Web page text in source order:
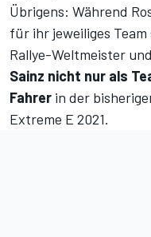
Übrigens: Während
für ihr jeweiliges
Rallye-Weltmeister
Sainz nicht nur als
Fahrer in der
Extreme E 2021.